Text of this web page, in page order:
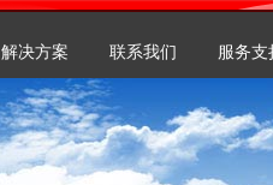
解决方案 联系我们 服务支